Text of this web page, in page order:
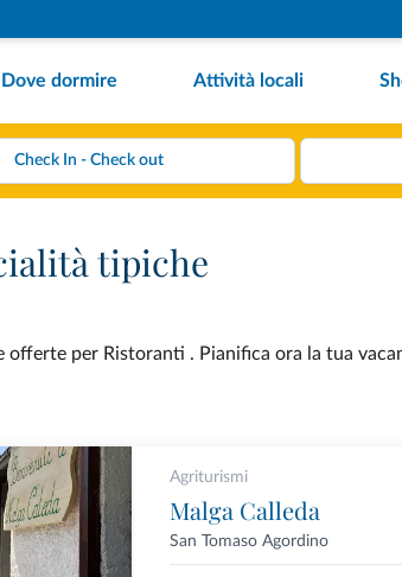
Dove dormire Attività locali
tipiche
per Ristoranti . Pianifica ora la tua
Agriturismi
Malga Calleda
San Tomaso Agordino